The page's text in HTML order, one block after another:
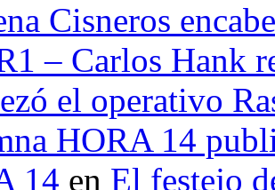
Cisneros
– Carlos Hank
el operativo
HORA 14
14 en El festejo